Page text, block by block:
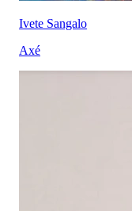
Ivete Sangalo
Axé